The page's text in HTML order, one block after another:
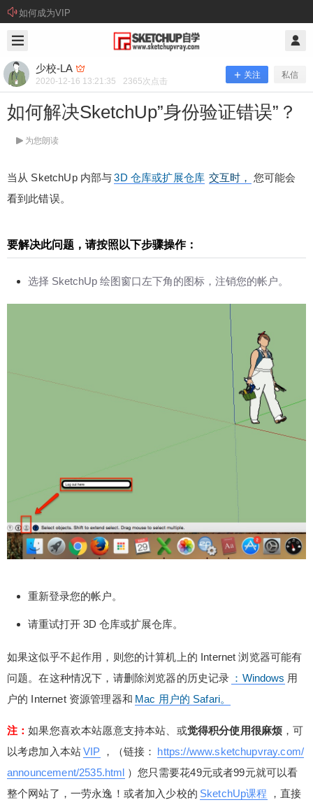
如何成为VIP
少校-LA
2020-12-16 13:21:35 2365次点击
关注 私信
如何解决SketchUp”身份验证错误”？
为您朗读
当从 SketchUp 内部与 3D 仓库或扩展仓库 交互时， 您可能会
看到此错误。
要解决此问题，请按照以下步骤操作：
选择 SketchUp 绘图窗口左下角的图标，注销您的帐户。
重新登录您的帐户。
请重试打开 3D 仓库或扩展仓库。
如果这似乎不起作用，则您的计算机上的 Internet 浏览器可能有
问题。在这种情况下，请删除浏览器的历史记录 ：Windows 用
户的 Internet 资源管理器和 Mac 用户的 Safari。
注：如果您喜欢本站愿意支持本站、或觉得积分使用很麻烦 ，可
以考虑加入本站VIP ，（链接： https://www.sketchupvray.com/
announcement/2535.html ）您只需要花49元或者99元就可以看
整个网站了，一劳永逸！或者加入少校的 SketchUp课程
，直接
少校-LA @ SketchUp自学
如何解决SketchUp”身份验证错误”？
当从 SketchUp 内部与3D 仓库或扩展仓库交互时，
您可能会看到此错误。 要解决此问题，请按照以下
步骤操作： 选择 SketchUp 绘图窗口左下角的图
标，注销您的帐户。 重新登录您的帐户。 请重试打
开 3D 仓库或扩展仓库。 如果这似乎不起作用，则
您的计算机上的 Internet 浏览器可能有问题。在这
种情况下，请删除浏览器的历史记录：Windows用
户的 Internet 资源管理器和Mac 用户的 Safari。
用很麻烦，可以考虑加入本站VIP，（链接：https://
www.sketchupvray.com/announcement/2535.htm
l）您只需要花49元或者99元就可以看整个网站了，
一劳永逸！或者加入少校的SketchUp课程，直接晋
级为SketchUp高手吧！ 0 收藏